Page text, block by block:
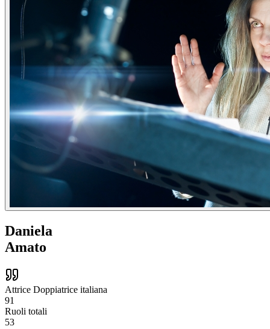
Daniela
Amato
Attrice Doppiatrice italiana
91
Ruoli totali
53